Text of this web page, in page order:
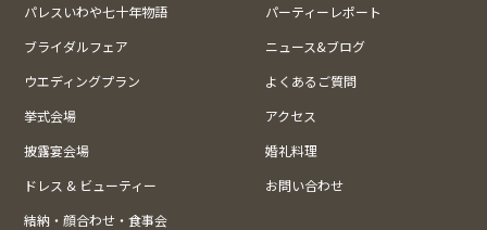
パレスいわや七十年物語
パーティーレポート
ブライダルフェア
ニュース&ブログ
ウエディングプラン
よくあるご質問
挙式会場
アクセス
披露宴会場
婚礼料理
ドレス & ビューティー
お問い合わせ
結納・顔合わせ・食事会